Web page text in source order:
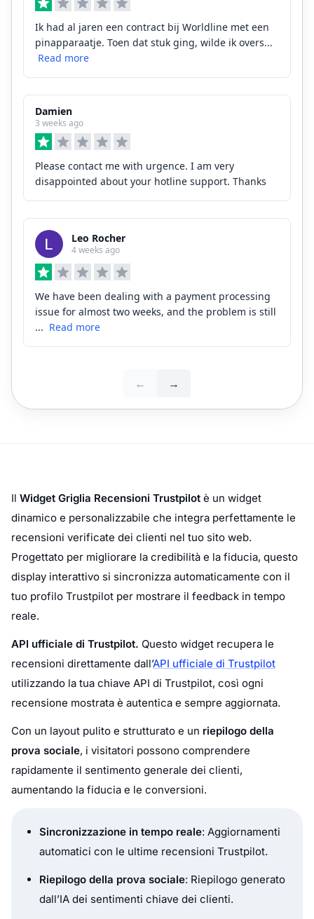
Il Widget Griglia Recensioni Trustpilot è un widget
dinamico e personalizzabile che integra perfettamente le
recensioni verificate dei clienti nel tuo sito web.
Progettato per migliorare la credibilità e la fiducia, questo
display interattivo si sincronizza automaticamente con il
tuo profilo Trustpilot per mostrare il feedback in tempo
reale.
API ufficiale di Trustpilot. Questo widget recupera le
recensioni direttamente dall’API ufficiale di Trustpilot
utilizzando la tua chiave API di Trustpilot, così ogni
recensione mostrata è autentica e sempre aggiornata.
Con un layout pulito e strutturato e un riepilogo della
prova sociale, i visitatori possono comprendere
rapidamente il sentimento generale dei clienti,
aumentando la fiducia e le conversioni.
Sincronizzazione in tempo reale: Aggiornamenti
automatici con le ultime recensioni Trustpilot.
Riepilogo della prova sociale: Riepilogo generato
dall’IA dei sentimenti chiave dei clienti.